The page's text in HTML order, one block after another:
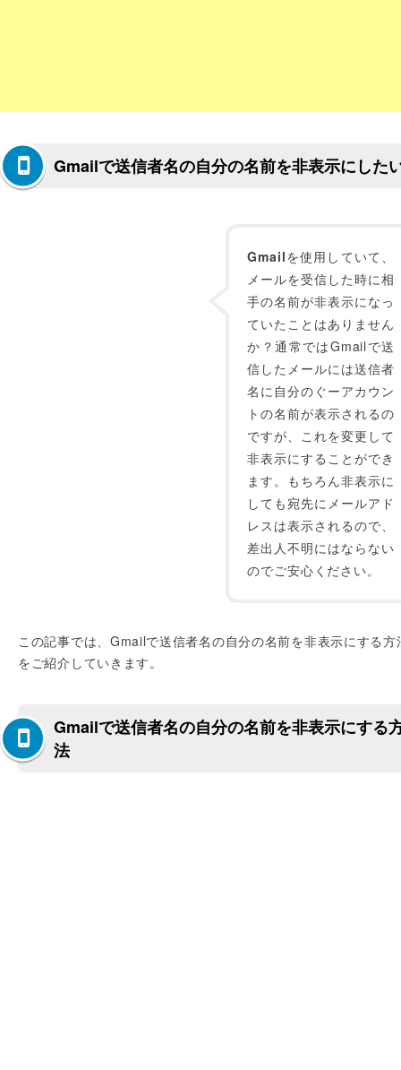
Gmailで送信者名の自分の名前を非表示にした
Gmailを使用していて、
メールを受信した時に相
手の名前が非表示になっ
ていたことはありません
か？通常ではGmailで送
信したメールには送信者
名に自分のぐーアカウン
トの名前が表示されるの
ですが、これを変更して
非表示にすることができ
ます。もちろん非表示に
しても宛先にメールアド
レスは表示されるので、
差出人不明にはならない
のでご安心ください。
この記事では、Gmailで送信者名の自分の名前を非表示にする方
をご紹介していきます。
Gmailで送信者名の自分の名前を非表示にする
法